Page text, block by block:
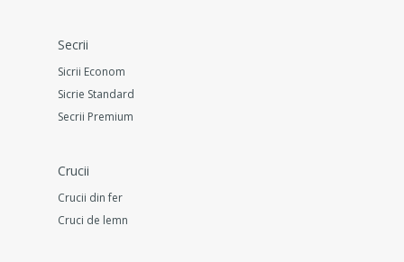
Secrii
Sicrii Econom
Sicrie Standard
Secrii Premium
Crucii
Crucii din fer
Cruci de lemn